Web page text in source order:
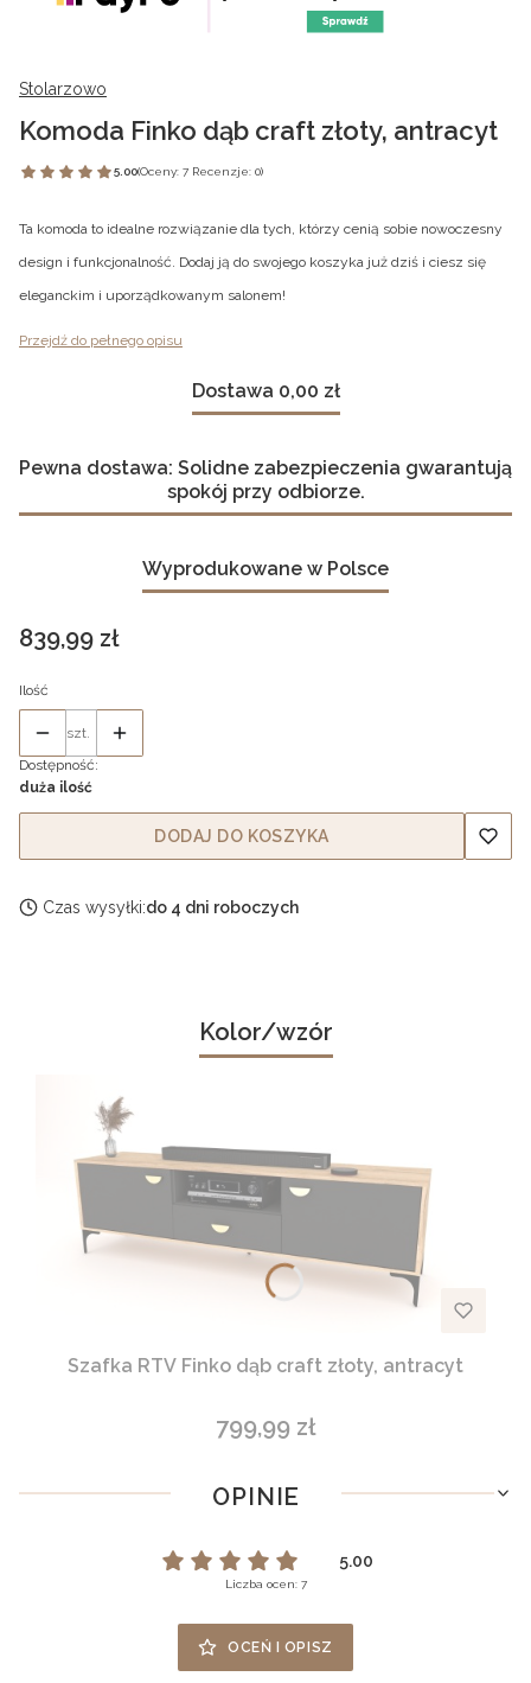
Stolarzowo
Komoda Finko dąb craft złoty, antracyt
5.00(Oceny: 7 Recenzje: 0)
Ta komoda to idealne rozwiązanie dla tych, którzy cenią sobie nowoczesny
design i funkcjonalność. Dodaj ją do swojego koszyka już dziś i ciesz się
eleganckim i uporządkowanym salonem!
Przejdź do pełnego opisu
Dostawa 0,00 zł
Pewna dostawa: Solidne zabezpieczenia gwarantują
spokój przy odbiorze.
Wyprodukowane w Polsce
Cena
839,99 zł
Ilość
szt.
Dostępność:
duża ilość
DODAJ DO KOSZYKA
Czas wysyłki:do 4 dni roboczych
Kolor/wzór
Szafka RTV Finko dąb craft złoty, antracyt
Cena
799,99 zł
OPINIE
5.00
Liczba ocen: 7
OCEŃ I OPISZ